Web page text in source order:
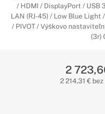
/ HDMI / DisplayPort / USB
LAN (RJ-45) / Low Blue Light
/ PIVOT / Výškovo
(3r)
2
2 214,31 € bez